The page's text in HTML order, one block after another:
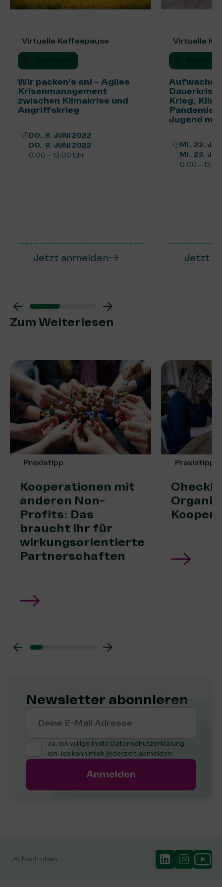
Virtuelle Kaffeepause
Wir packen’s an! – Agiles
Krisenmanagement
zwischen Klimakrise und
Angriffskrieg
DO.. 9. JUNI 2022
DO.. 9. JUNI 2022
0:00 – 13:00 Uhr
Jetzt anmelden
Virtuelle
Krieg,
Pandemie
Jugend
MI.. 22.
MI.. 22.
0:00 –
Jetzt
Zum Weiterlesen
Praxistipp
Kooperationen mit
anderen Non-
Profits: Das
braucht ihr für
wirkungsorientierte
Partnerschaften
Praxistipp
Newsletter abonnieren
Deine E-Mail Adresse
Ja, ich willige in die Datenschutzerklärung
ein. Ich kann mich jederzeit abmelden.
Anmelden
Nach oben